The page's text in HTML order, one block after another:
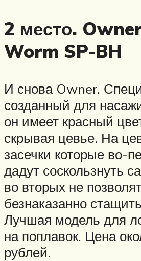
2 место.
Worm SP-BH
И снова Owner.
созданный для
он имеет красный
скрывая цевье. На
засечки которые во-
дадут соскользнуть
во вторых не
безнаказанно
Лучшая модель для
на поплавок. Цена
рублей.